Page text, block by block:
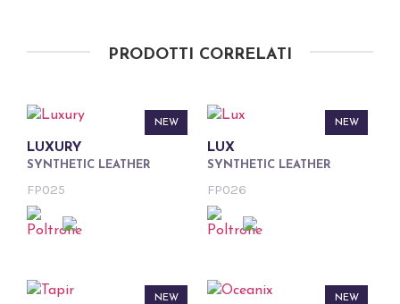
PRODOTTI CORRELATI
NEW
LUXURY
SYNTHETIC LEATHER
FP025
NEW
LUX
SYNTHETIC LEATHER
FP026
NEW NEW